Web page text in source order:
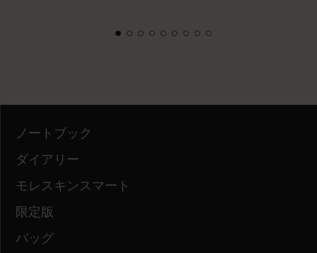
ノートブック
ダイアリー
モレスキンスマート
限定版
バッグ